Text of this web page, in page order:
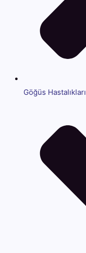
Göğüs Hastalıkları